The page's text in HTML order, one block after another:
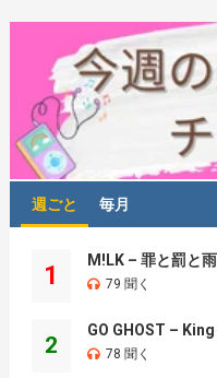
週ごと 毎月
1
M!LK – 罪と罰と
79 聞く
2
GO GHOST – King
78 聞く